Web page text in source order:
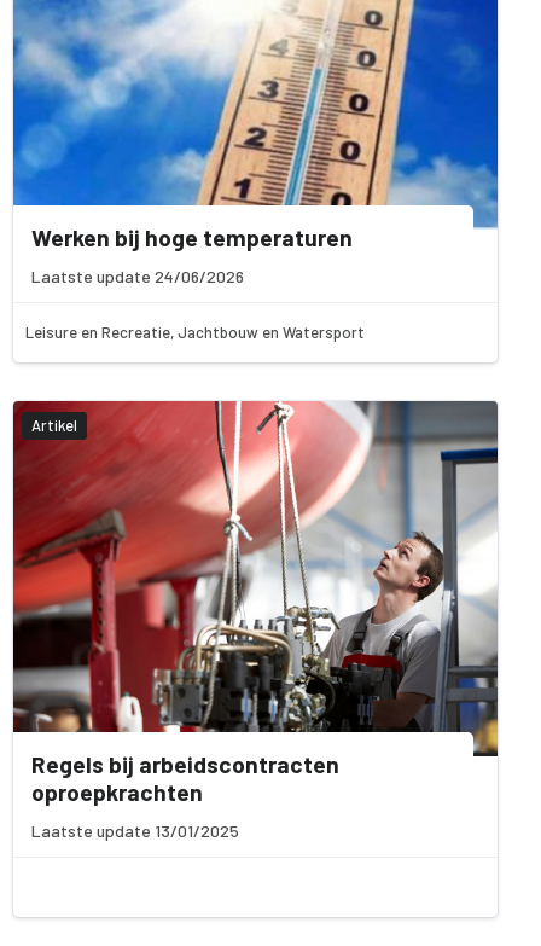
Werken bij hoge temperaturen
Laatste update 24/06/2026
Leisure en Recreatie, Jachtbouw en Watersport
Artikel
Regels bij arbeidscontracten
oproepkrachten
Laatste update 13/01/2025